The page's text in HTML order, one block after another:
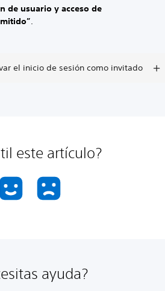
de usuario y acceso de
.
el inicio de sesión como invitado
este artículo?
ayuda?